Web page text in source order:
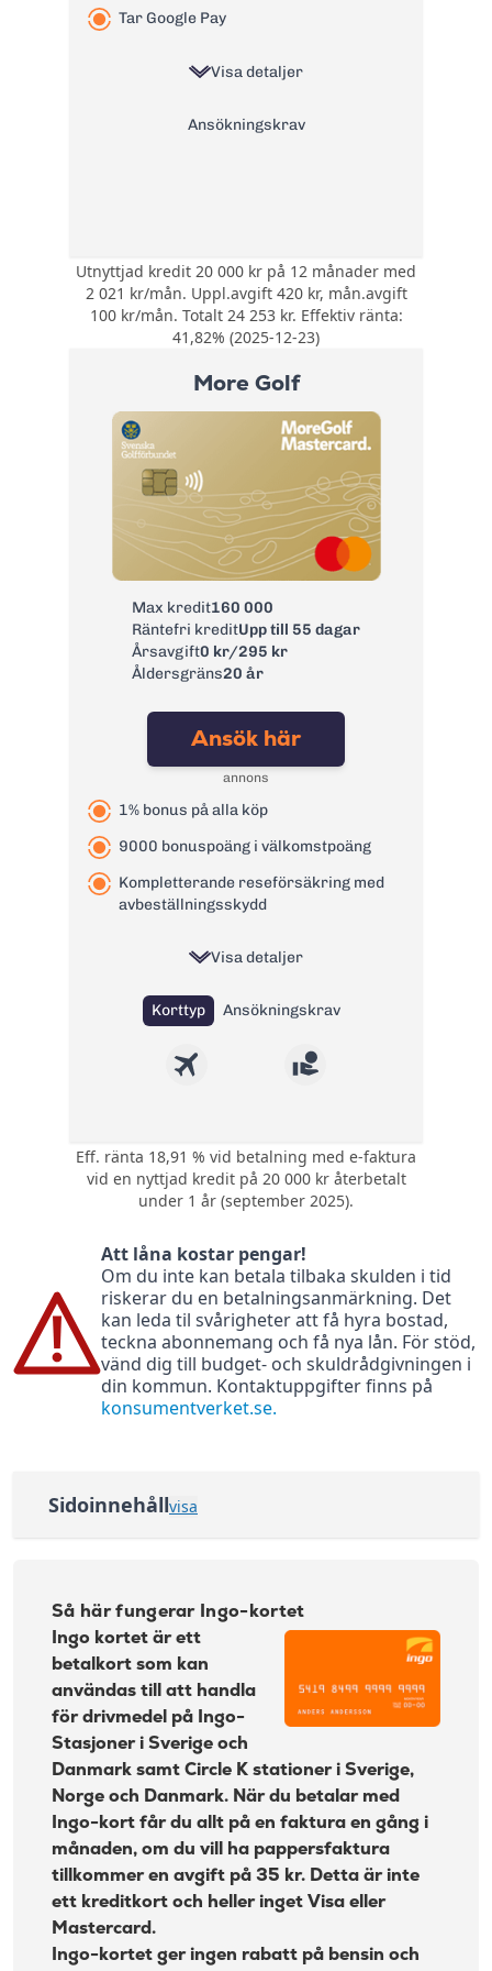
Övertrasseringsav
gift:
Läs mer om Coop Mastercard
Tar Google Pay
Visa detaljer
Ansökningskrav
Bonus:
Ingen bonus
Försäkring:
Ingen inkluderad
Årsavgift:
0 kr
referansränta
Effektiv ränta:
41,82%
Kontantuttag i
bankomat:
Kontantuttag i
0 kr
pappersfaktura:
0 kr
Valutapåslag:
2%
Påminnelseavgift:
60 kr
Övertrasseringsav
Läs mer om GF Money Kreditkort
Utnyttjad kredit 20 000 kr på 12 månader med
2 021 kr/mån. Uppl.avgift 420 kr, mån.avgift
100 kr/mån. Totalt 24 253 kr. Effektiv ränta:
41,82% (2025-12-23)
More Golf
Max kredit160 000
Räntefri kreditUpp till 55 dagar
Årsavgift0 kr/295 kr
Åldersgräns20 år
Ansök här
annons
1% bonus på alla köp
9000 bonuspoäng i välkomstpoäng
Kompletterande reseförsäkring med
avbeställningsskydd
Visa detaljer
Korttyp Ansökningskrav
Bonus:
1 poäng i bonus på
varje krona du
använder med
Försäkring:
Kompletterande
reseförsäkring med
avbeställningsskydd
Årsavgift:
0 kr (295 kr) - gratis
första året sedan
295 kr per år
Ränta:
18,24%
bankomat:
pappersfaktura:
Valutapåslag:
1,65 %
Påminnelseavgift:
Övertrasseringsav
gift:
Läs mer om More Golf Mastercard
→
Eff. ränta 18,91 % vid betalning med e-faktura
vid en nyttjad kredit på 20 000 kr återbetalt
under 1 år (september 2025).
Att låna kostar pengar!
Om du inte kan betala tilbaka skulden i tid
riskerar du en betalningsanmärkning. Det
kan leda til svårigheter att få hyra bostad,
teckna abonnemang och få nya lån. För stöd,
vänd dig till budget- och skuldrådgivningen i
din kommun. Kontaktuppgifter finns på
konsumentverket.se.
Sidoinnehållvisa
Ingo kort kreditgräns
Det tas en kreditupplysning när du ansöker om
Ingo-kortet
Fakturering och betalningsvillkor
INGO Mastercard? Beräkna dina kostnader
Kreditkort med bensinrabatt
Ingo Kort priser
Om Ingo
Så här fungerar Ingo-kortet
Ingo kortet är ett
betalkort som kan
användas till att handla
för drivmedel på Ingo-
Stasjoner i Sverige och
Danmark samt Circle K stationer i Sverige,
Norge och Danmark. När du betalar med
Ingo-kort får du allt på en faktura en gång i
månaden, om du vill ha pappersfaktura
tillkommer en avgift på 35 kr. Detta är inte
ett kreditkort och heller inget Visa eller
Mastercard.
Ingo-kortet ger ingen rabatt på bensin och